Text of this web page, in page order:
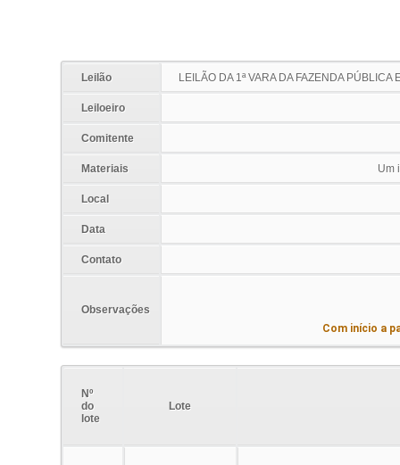
Leilão LEILÃO DA 1ª VARA DA FAZENDA
Leiloeiro
Comitente
Materiais Um
Local
Data
Contato
Observações
Com início a
Nº
do
lote
Lote